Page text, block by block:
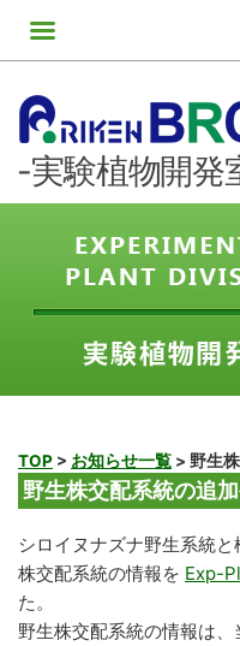
-実験植物開発
TOP > お知らせ一覧 > 野生
野生株交配系統の追
シロイヌナズナ野生系統
株交配系統の情報を Exp-
た。
野生株交配系統の情報は